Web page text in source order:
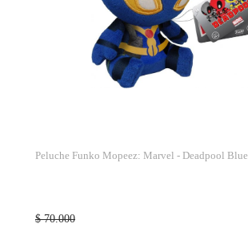
Peluche Funko Mopeez: Marvel - Deadpool Blue
$ 70.000